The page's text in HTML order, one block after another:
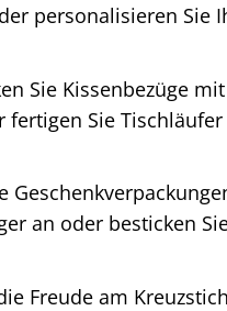
personalisieren Sie
Sie Kissenbezüge
Sie
an oder besticken
Freude am